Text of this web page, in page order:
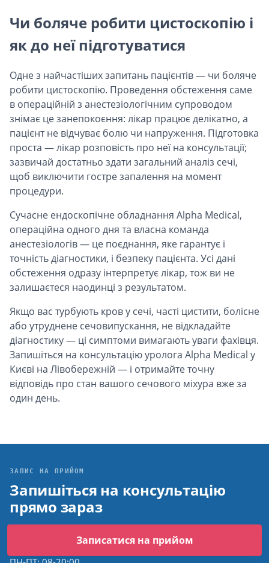
Чи боляче робити цистоскопію і
як до неї підготуватися
Одне з найчастіших запитань пацієнтів — чи боляче
робити цистоскопію. Проведення обстеження саме
в операційній з анестезіологічним супроводом
знімає це занепокоєння: лікар працює делікатно, а
пацієнт не відчуває болю чи напруження. Підготовка
проста — лікар розповість про неї на консультації;
зазвичай достатньо здати загальний аналіз сечі,
щоб виключити гостре запалення на момент
процедури.
Сучасне ендоскопічне обладнання Alpha Medical,
операційна одного дня та власна команда
анестезіологів — це поєднання, яке гарантує і
точність діагностики, і безпеку пацієнта. Усі дані
обстеження одразу інтерпретує лікар, тож ви не
залишаєтеся наодинці з результатом.
Якщо вас турбують кров у сечі, часті цистити, болісне
або утруднене сечовипускання, не відкладайте
діагностику — ці симптоми вимагають уваги фахівця.
Запишіться на консультацію уролога Alpha Medical у
Києві на Лівобережній — і отримайте точну
відповідь про стан вашого сечового міхура вже за
один день.
ЗАПИС НА ПРИЙОМ
Запишіться на консультацію
прямо зараз
Записатися на прийом